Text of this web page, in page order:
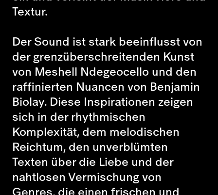
Textur.
Der Sound ist stark beeinflusst von
der grenzüberschreitenden Kunst
von Meshell Ndegeocello und den
raffinierten Nuancen von Benjamin
Biolay. Diese Inspirationen zeigen
sich in der rhythmischen
Komplexität, dem melodischen
Reichtum, den unverblümten
Texten über die Liebe und der
nahtlosen Vermischung von